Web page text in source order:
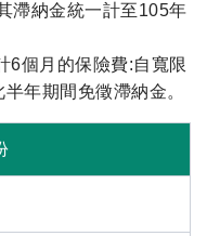
滯納金統一計至105年
6個月的保險費:自寬限
年期間免徵滯納金。